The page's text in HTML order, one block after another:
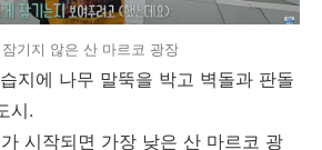
기지 않은 산 마르코 광장
지에 나무 말뚝을 박고 벽돌과 판돌
시.
시작되면 가장 낮은 산 마르코 광